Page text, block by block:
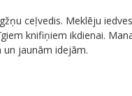
ceļvedis. Meklēju
knifiņiem ikdienai.
un jaunām idejām.